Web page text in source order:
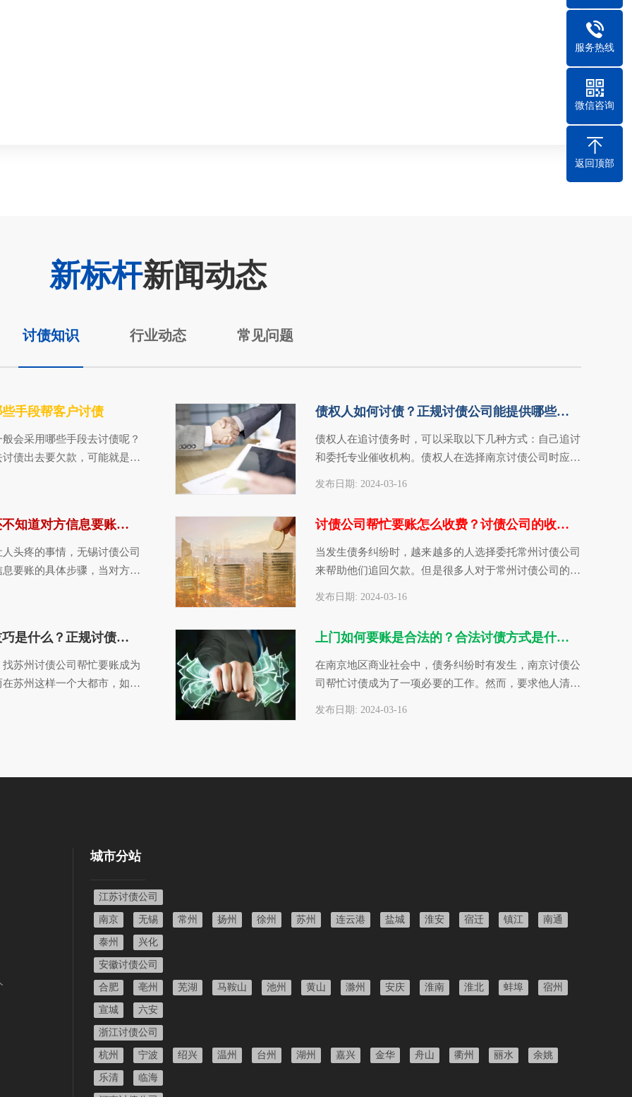
新标杆新闻动态
讨债知识 行业动态 常见问题
手段帮客户讨债
会采用哪些手段去讨债呢？
债出去要欠款，可能就是打
债权人如何讨债？正规讨债公司能提供哪些助力？
债权人在追讨债务时，可以采取以下几种方式：自己追讨
和委托专业催收机构。债权人在选择南京讨债公司时应慎
发布日期: 2024-03-16
讨债公司教你借钱不还不知道对方信息要账的具体步骤
头疼的事情，无锡讨债公司
要账的具体步骤，当对方的
讨债公司帮忙要账怎么收费？讨债公司的收费依据分享
当发生债务纠纷时，越来越多的人选择委托常州讨债公司
来帮助他们追回欠款。但是很多人对于常州讨债公司的收
发布日期: 2024-03-16
讨债公司使用的要账技巧是什么？正规讨债技巧分享
苏州讨债公司帮忙要账成为
苏州这样一个大都市，如何
上门如何要账是合法的？合法讨债方式是什么？
在南京地区商业社会中，债务纠纷时有发生，南京讨债公
司帮忙讨债成为了一项必要的工作。然而，要求他人清偿
发布日期: 2024-03-16
城市分站
江苏讨债公司
南京 无锡 常州 扬州 徐州 苏州 连云港 盐城 淮安 宿迁 镇江 南通
泰州 兴化
安徽讨债公司
合肥 亳州 芜湖 马鞍山 池州 黄山 滁州 安庆 淮南 淮北 蚌埠 宿州
宣城 六安
浙江讨债公司
杭州 宁波 绍兴 温州 台州 湖州 嘉兴 金华 舟山 衢州 丽水 余姚
乐清 临海
服务热线
微信咨询
返回顶部